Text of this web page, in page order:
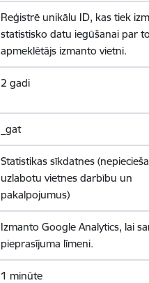
Reģistrē unikālu ID, kas tiek
statistisko datu iegūšanai par
apmeklētājs izmanto vietni.
2 gadi
_gat
Statistikas sīkdatnes
uzlabotu vietnes darbību un
pakalpojumus)
Izmanto Google Analytics, lai
pieprasījuma līmeni.
1 minūte